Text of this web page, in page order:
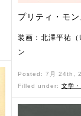
プリティ・モ
装画：北澤平祐
ン
Posted: 7月 24th,
Filled under: 文学